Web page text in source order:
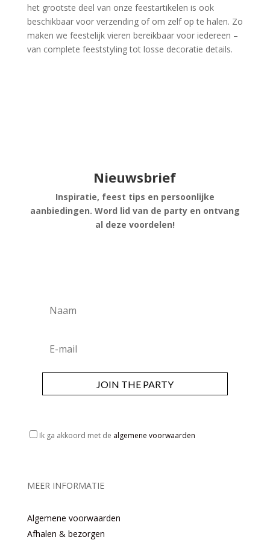
het grootste deel van onze feestartikelen is ook
beschikbaar voor verzending of om zelf op te halen. Zo
maken we feestelijk vieren bereikbaar voor iedereen –
van complete feeststyling tot losse decoratie details.
Nieuwsbrief
Inspiratie, feest tips en persoonlijke
aanbiedingen. Word lid van de party en ontvang
al deze voordelen!
JOIN THE PARTY
Ik ga akkoord met de algemene voorwaarden
MEER INFORMATIE
Algemene voorwaarden
Afhalen & bezorgen